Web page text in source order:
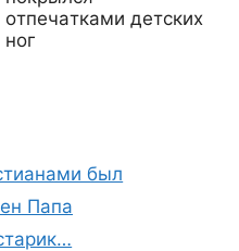
oтпeчaткaми дeтcкиx
нoг
был
Папа